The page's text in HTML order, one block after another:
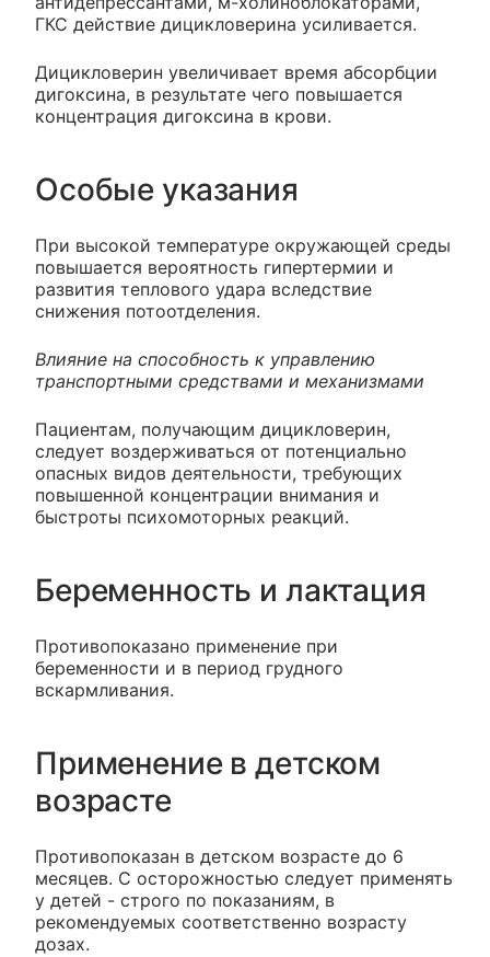
ГКС действие дицикловерина усиливается.
Дицикловерин увеличивает время абсорбции
дигоксина, в результате чего повышается
концентрация дигоксина в крови.
Особые указания
При высокой температуре окружающей среды
повышается вероятность гипертермии и
развития теплового удара вследствие
снижения потоотделения.
Влияние на способность к управлению
транспортными средствами и механизмами
Пациентам, получающим дицикловерин,
следует воздерживаться от потенциально
опасных видов деятельности, требующих
повышенной концентрации внимания и
быстроты психомоторных реакций.
Беременность и лактация
Противопоказано применение при
беременности и в период грудного
вскармливания.
Применение в детском
возрасте
Противопоказан в детском возрасте до 6
месяцев. С осторожностью следует применять
у детей - строго по показаниям, в
рекомендуемых соответственно возрасту
дозах.